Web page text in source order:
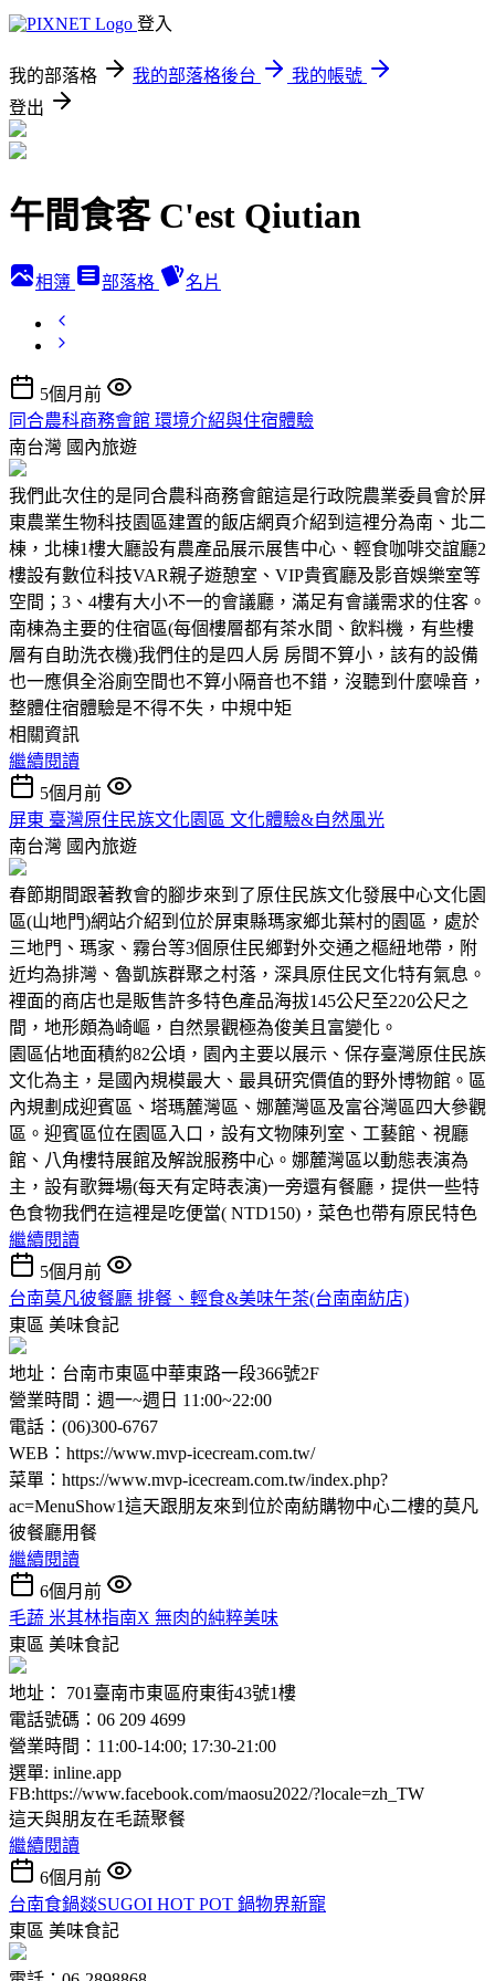
登入
我的部落格 我的部落格後台
我的帳號
登出
午間食客 C'est Qiutian
相簿 部落格 名片
5個月前
同合農科商務會館 環境介紹與住宿體驗
南台灣 國內旅遊
我們此次住的是同合農科商務會館這是行政院農業委員會於屏
東農業生物科技園區建置的飯店網頁介紹到這裡分為南、北二
棟，北棟1樓大廳設有農產品展示展售中心、輕食咖啡交誼廳2
樓設有數位科技VAR親子遊憩室、VIP貴賓廳及影音娛樂室等
空間；3、4樓有大小不一的會議廳，滿足有會議需求的住客。
南棟為主要的住宿區(每個樓層都有茶水間、飲料機，有些樓
層有自助洗衣機)我們住的是四人房 房間不算小，該有的設備
也一應俱全浴廁空間也不算小隔音也不錯，沒聽到什麼噪音，
整體住宿體驗是不得不失，中規中矩
相關資訊
繼續閱讀
5個月前
屏東 臺灣原住民族文化園區 文化體驗&自然風光
南台灣 國內旅遊
春節期間跟著教會的腳步來到了原住民族文化發展中心文化園
區(山地門)網站介紹到位於屏東縣瑪家鄉北葉村的園區，處於
三地門、瑪家、霧台等3個原住民鄉對外交通之樞紐地帶，附
近均為排灣、魯凱族群聚之村落，深具原住民文化特有氣息。
裡面的商店也是販售許多特色產品海拔145公尺至220公尺之
間，地形頗為崎嶇，自然景觀極為俊美且富變化。
園區佔地面積約82公頃，園內主要以展示、保存臺灣原住民族
文化為主，是國內規模最大、最具研究價值的野外博物館。區
內規劃成迎賓區、塔瑪麓灣區、娜麓灣區及富谷灣區四大參觀
區。迎賓區位在園區入口，設有文物陳列室、工藝館、視廳
館、八角樓特展館及解說服務中心。娜麓灣區以動態表演為
主，設有歌舞場(每天有定時表演)一旁還有餐廳，提供一些特
色食物我們在這裡是吃便當( NTD150)，菜色也帶有原民特色
繼續閱讀
5個月前
台南莫凡彼餐廳 排餐、輕食&美味午茶(台南南紡店)
東區 美味食記
地址：台南市東區中華東路一段366號2F
營業時間：週一~週日 11:00~22:00
電話：(06)300-6767
WEB：https://www.mvp-icecream.com.tw/
菜單：https://www.mvp-icecream.com.tw/index.php?
ac=MenuShow1這天跟朋友來到位於南紡購物中心二樓的莫凡
彼餐廳用餐
繼續閱讀
6個月前
毛蔬 米其林指南X 無肉的純粹美味
東區 美味食記
地址： 701臺南市東區府東街43號1樓
電話號碼：06 209 4699
營業時間：11:00-14:00; 17:30-21:00
選單: inline.app
FB:https://www.facebook.com/maosu2022/?locale=zh_TW
這天與朋友在毛蔬聚餐
繼續閱讀
6個月前
台南食鍋燚SUGOI HOT POT 鍋物界新寵
東區 美味食記